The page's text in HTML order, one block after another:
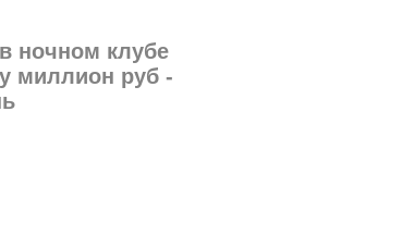
ночном клубе
миллион руб -